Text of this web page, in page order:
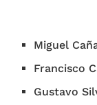
Miguel
Francisco
Gustavo